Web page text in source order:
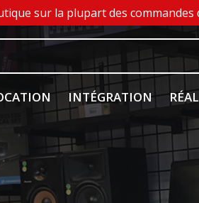
sur la plupart des commandes
INTÉGRATION